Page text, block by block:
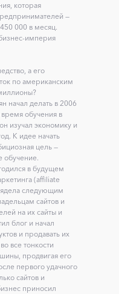
которая
—
000 в месяц.
империя
а его
по американским
начал делать в 2006
обучения в
изучал экономику и
К идее начать
цель —
обучение.
в будущем
(affiliate
следующим
сайтов и
на их сайты и
блог и начал
и продавать их
все тонкости
продвигая его
первого удачного
сайтов и
приносил